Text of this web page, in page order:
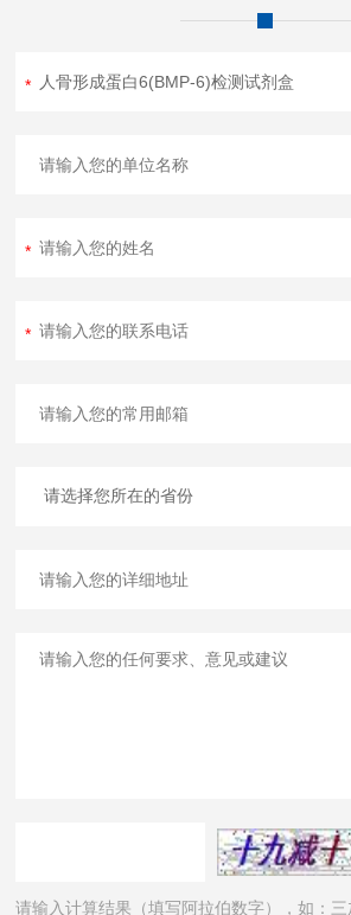
请输入计算结果（填写阿拉伯数字），如：三